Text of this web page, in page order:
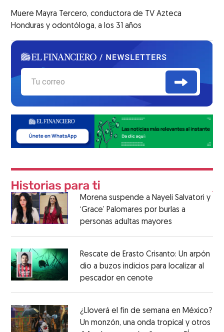
Muere Mayra Tercero, conductora de TV Azteca
Honduras y odontóloga, a los 31 años
Morena suspende a Nayeli Salvatori y
‘Grace’ Palomares por burlas a
personas adultas mayores
Rescate de Erasto Crisanto: Un arpón
dio a buzos indicios para localizar al
pescador en cenote
¿Lloverá el fin de semana en México?
Un monzón, una onda tropical y otros